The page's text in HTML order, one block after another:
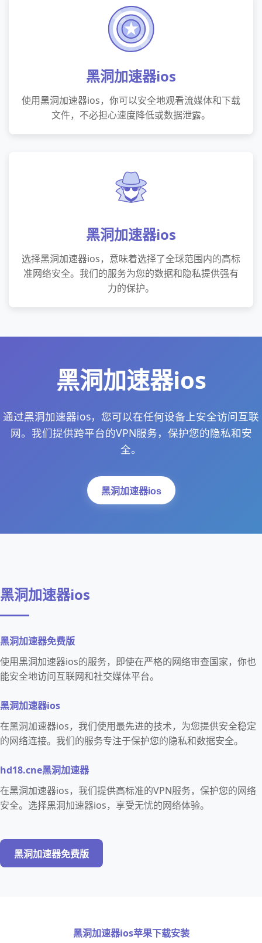
黑洞加速器ios
使用黑洞加速器ios，你可以安全地观看流媒体和下载
文件，不必担心速度降低或数据泄露。
黑洞加速器ios
选择黑洞加速器ios，意味着选择了全球范围内的高标
准网络安全。我们的服务为您的数据和隐私提供强有
力的保护。
黑洞加速器ios
通过黑洞加速器ios，您可以在任何设备上安全访问互联
网。我们提供跨平台的VPN服务，保护您的隐私和安
全。
黑洞加速器ios
黑洞加速器ios
黑洞加速器免费版
使用黑洞加速器ios的服务，即使在严格的网络审查国家，你也
能安全地访问互联网和社交媒体平台。
黑洞加速器ios
在黑洞加速器ios，我们使用最先进的技术，为您提供安全稳定
的网络连接。我们的服务专注于保护您的隐私和数据安全。
hd18.cne黑洞加速器
在黑洞加速器ios，我们提供高标准的VPN服务，保护您的网络
安全。选择黑洞加速器ios，享受无忧的网络体验。
黑洞加速器免费版
黑洞加速器ios苹果下载安装